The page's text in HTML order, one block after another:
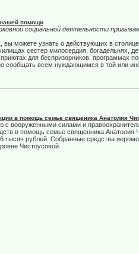
нашей помощи
социальной деятельности
вы можете узнать о действующих в
сестер милосердия, богадельнях,
для беспризорников, программах
сообщать всем нуждающимся в той или
в помощь семье священика Анатолия
с вооруженными силами и
в помощь семье священника Анатолия
тысяч рублей. Собранные средства
Чистоусовой.